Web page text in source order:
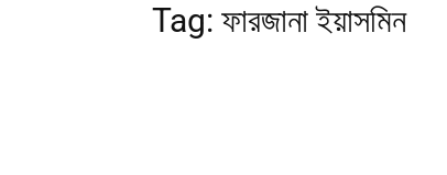
Tag: ফারজানা ইয়াসমিন